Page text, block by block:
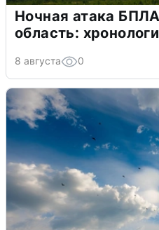
Ночная атака
область:
8 августа 0